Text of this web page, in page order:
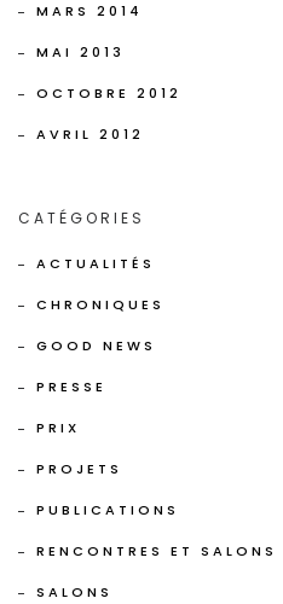
MARS 2014
MAI 2013
OCTOBRE 2012
AVRIL 2012
CATÉGORIES
ACTUALITÉS
CHRONIQUES
GOOD NEWS
PRESSE
PRIX
PROJETS
PUBLICATIONS
RENCONTRES ET SALONS
SALONS